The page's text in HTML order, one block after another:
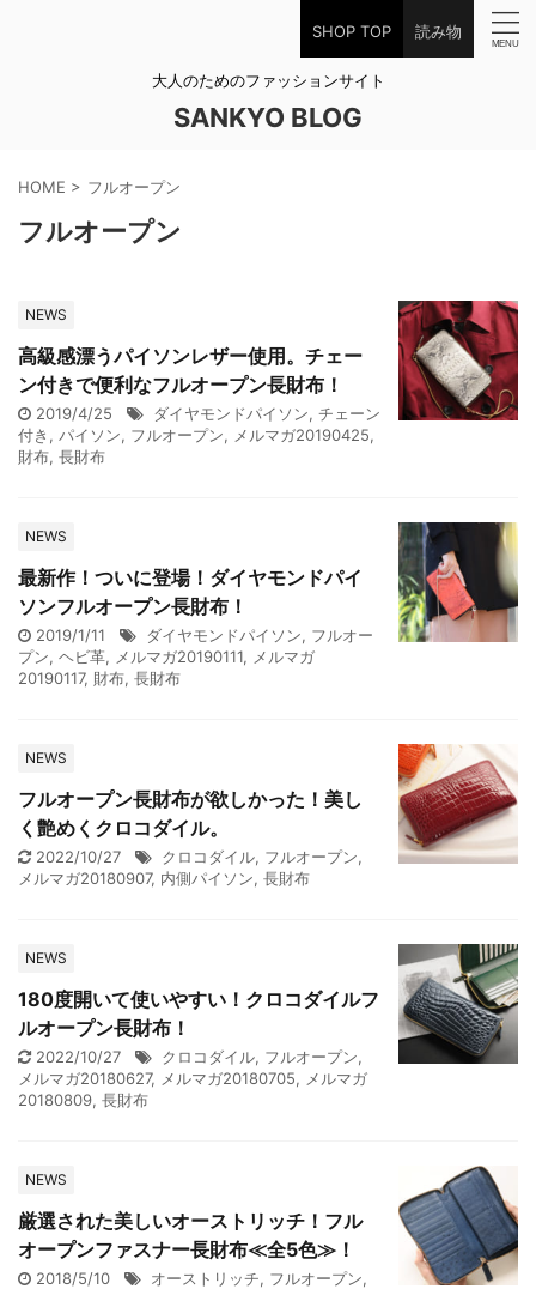
SHOP TOP 読み物
大人のためのファッションサイト
SANKYO BLOG
HOME > フルオープン
フルオープン
NEWS
高級感漂うパイソンレザー使用。チェー
ン付きで便利なフルオープン長財布！
2019/4/25 ダイヤモンドパイソン, チェーン
付き , パイソン, フルオープン, メルマガ20190425,
財布, 長財布
NEWS
最新作！ついに登場！ダイヤモンドパイ
ソンフルオープン長財布！
2019/1/11 ダイヤモンドパイソン, フルオー
プン, ヘビ革, メルマガ20190111, メルマガ
20190117, 財布, 長財布
NEWS
フルオープン長財布が欲しかった！美し
く艶めくクロコダイル。
2022/10/27 クロコダイル, フルオープン,
メルマガ20180907, 内側パイソン, 長財布
NEWS
180度開いて使いやすい！クロコダイルフ
ルオープン長財布！
2022/10/27 クロコダイル, フルオープン,
メルマガ20180627, メルマガ20180705, メルマガ
20180809, 長財布
NEWS
厳選された美しいオーストリッチ！フル
オープンファスナー長財布≪全5色≫！
2018/5/10 オーストリッチ, フルオープン,